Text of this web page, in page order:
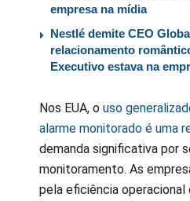
empresa na mídia
Nestlé demite CEO
relacionamento
Executivo estava na
Nos EUA, o uso
alarme monitorado é uma
demanda significativa por
monitoramento. As
pela eficiência operacional